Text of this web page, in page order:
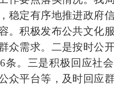
稳定有序地推进政府
。积极发布公共文化
众需求。二是按时公
6条。三是积极回应社
众平台等，及时回应